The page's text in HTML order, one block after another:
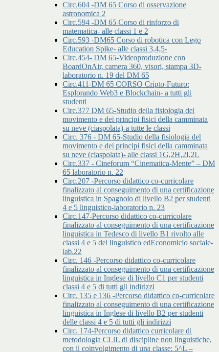
Circ.604 -DM 65 Corso di osservazione
astronomica 2
Circ.594 -DM 65 Corso di rinforzo di
matematica- alle classi 1 e 2
Circ.593 -DM65 Corso di robotica con Lego
Education Spike- alle classi 3,4,5-
Circ.454- DM 65-Videoproduzione con
BoardOnAir, camera 360, visori, stampa 3D-
laboratorio n. 19 del DM 65
Circ.411-DM 65 CORSO Cripto-Futuro:
Esplorando Web3 e Blockchain- a tutti gli
studenti
Circ.377 DM 65-Studio della fisiologia del
movimento e dei principi fisici della camminata
su neve (ciaspolata)-a tutte le classi
Circ. 376 - DM 65-Studio della fisiologia del
movimento e dei principi fisici della camminata
su neve (ciaspolata)- alle classi 1G,2H,2I,2L
Circ.337 - Cineforum “Cinematica-Mente” – DM
65 laboratorio n. 22
Circ.207 -Percorso didattico co-curricolare
finalizzato al conseguimento di una certificazione
linguistica in Spagnolo di livello B2 per studenti
4 e 5 linguistico-laboratorio n. 23
Circ.147-Percorso didattico co-curricolare
finalizzato al conseguimento di una certificazione
linguistica in Tedesco di livello B1 rivolto alle
classi 4 e 5 del linguistico edEconomicio sociale-
lab.22
Circ. 146 -Percorso didattico co-curricolare
finalizzato al conseguimento di una certificazione
linguistica in Inglese di livello C1 per studenti
classi 4 e 5 di tutti gli indirizzi
Circ. 135 e 136 -Percorso didattico co-curricolare
finalizzato al conseguimento di una certificazione
linguistica in Inglese di livello B2 per studenti
delle classi 4 e 5 di tutti gli indirizzi
Circ. 174-Percorso didattico curricolare di
metodologia CLIL di discipline non linguistiche,
con il coinvolgimento di una classe: 5^L –